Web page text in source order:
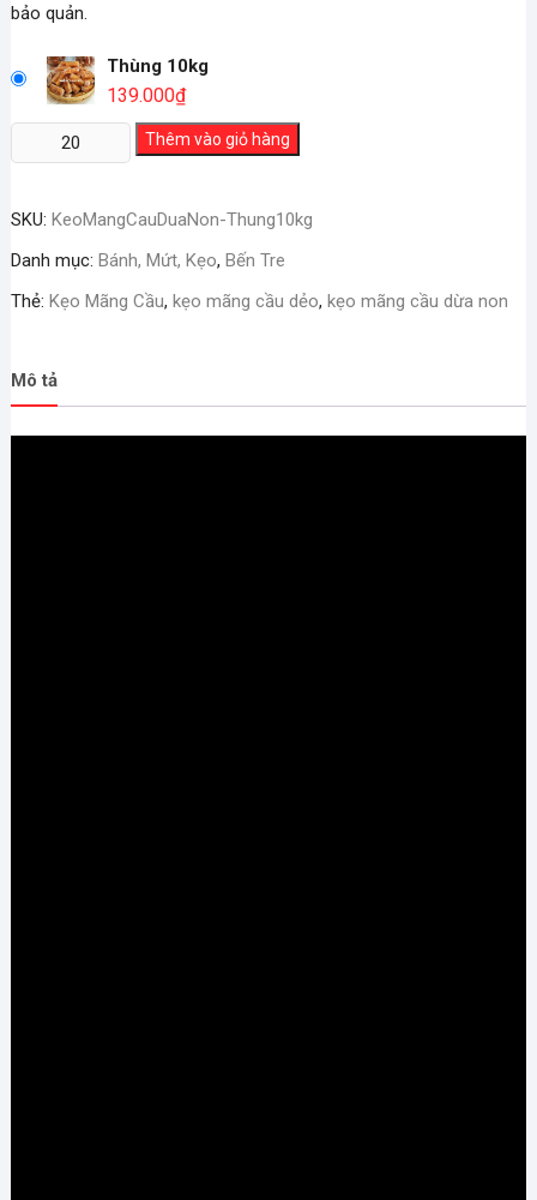
bảo quản.
Thùng 10kg
139.000₫
Mãng
Dừa
Non
lượng
Thêm vào giỏ hàng
SKU: KeoMangCauDuaNon-Thung10kg
Danh mục: Bánh, Mứt, Kẹo, Bến Tre
Thẻ: Kẹo Mãng Cầu, kẹo mãng cầu dẻo, kẹo mãng cầu dừa non
Mô tả